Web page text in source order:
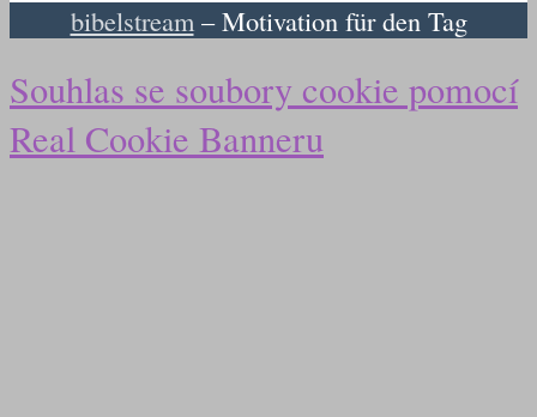
bibelstream – Motivation für den Tag
Souhlas se soubory cookie pomocí
Real Cookie Banneru